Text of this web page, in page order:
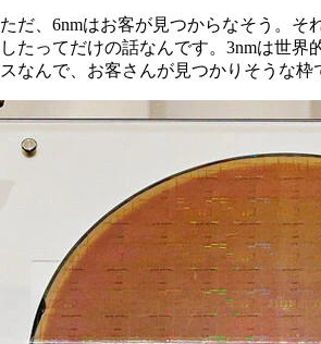
ただ、6nmはお客が見つからなそう。
したってだけの話なんです。3nmは世界
スなんで、お客さんが見つかりそうな枠